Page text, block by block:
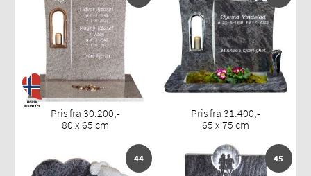
Pris fra 30.200,-
80 x 65 cm
Pris fra 31.400,-
65 x 75 cm
44 45